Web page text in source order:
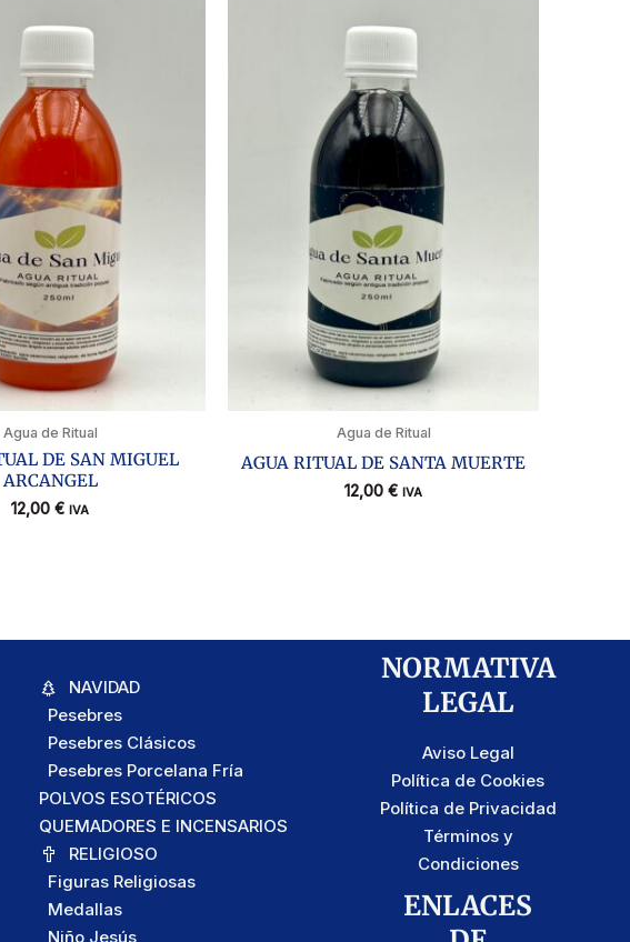
Agua de Ritual
DE SAN MIGUEL
ARCANGEL
12,00 € IVA
Agua de Ritual
AGUA RITUAL DE SANTA MUERTE
12,00 € IVA
NAVIDAD
Pesebres
Pesebres Clásicos
Pesebres Porcelana Fría
POLVOS ESOTÉRICOS
QUEMADORES E INCENSARIOS
RELIGIOSO
Figuras Religiosas
Medallas
Niño Jesús
NORMATIVA
LEGAL
Aviso Legal
Política de Cookies
Política de Privacidad
Términos y
Condiciones
ENLACES